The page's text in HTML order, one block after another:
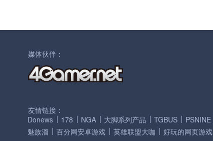
媒体伙伴：
友情链接：
Donews
178 NGA 大脚系列产品 TGBUS PSNINE
魅族溜
百分网安卓游戏 英雄联盟大咖 好玩的网页游戏